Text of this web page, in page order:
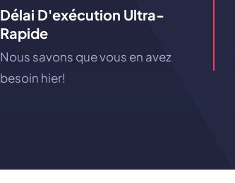
Délai D'exécution Ultra-
Rapide
Nous savons que vous en avez
besoin hier!